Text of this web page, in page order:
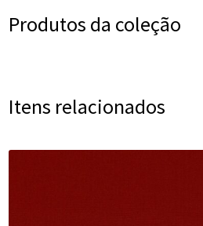
Produtos da coleção
Itens relacionados